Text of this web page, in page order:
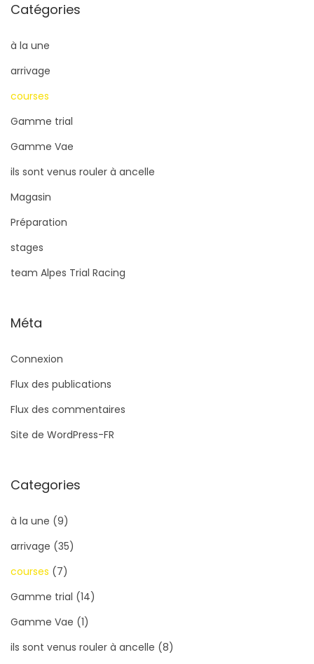
Catégories
à la une
arrivage
courses
Gamme trial
Gamme Vae
ils sont venus rouler à ancelle
Magasin
Préparation
stages
team Alpes Trial Racing
Méta
Connexion
Flux des publications
Flux des commentaires
Site de WordPress-FR
Categories
à la une (9)
arrivage (35)
courses (7)
Gamme trial (14)
Gamme Vae (1)
ils sont venus rouler à ancelle (8)